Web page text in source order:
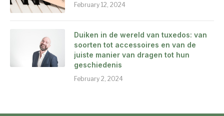
February 12, 2024
Duiken in de wereld van tuxedos: van
soorten tot accessoires en van de
juiste manier van dragen tot hun
geschiedenis
February 2, 2024